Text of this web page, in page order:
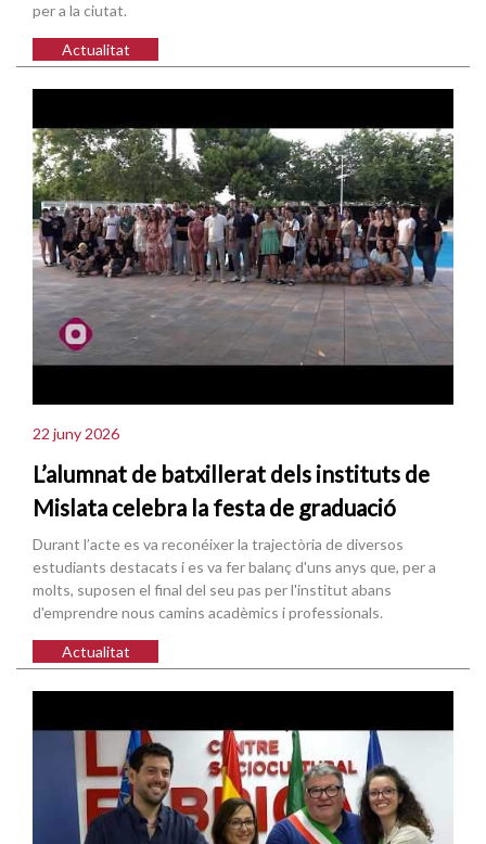
per a la ciutat.
Actualitat
22 juny 2026
L’alumnat de batxillerat dels instituts de
Mislata celebra la festa de graduació
Durant l’acte es va reconéixer la trajectòria de diversos
estudiants destacats i es va fer balanç d'uns anys que, per a
molts, suposen el final del seu pas per l'institut abans
d'emprendre nous camins acadèmics i professionals.
Actualitat